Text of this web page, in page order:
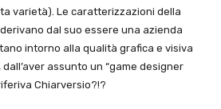
varietà). Le caratterizzazioni della
dal suo essere una azienda
intorno alla qualità grafica e visiva
assunto un “game designer
Chiarversio?!?